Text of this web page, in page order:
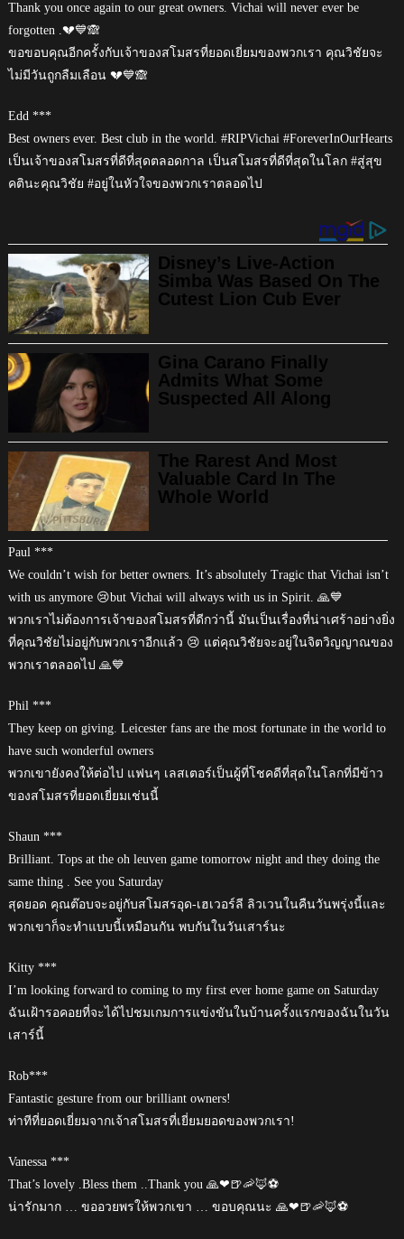
Thank you once again to our great owners. Vichai will never ever be
forgotten .💔💙🙈
ขอขอบคุณอีกครั้งกับเจ้าของสโมสรที่ยอดเยี่ยมของพวกเรา คุณวิชัยจะ
ไม่มีวันถูกลืมเลือน 💔💙🙈
Edd ***
Best owners ever. Best club in the world. #RIPVichai #ForeverInOurHearts
เป็นเจ้าของสโมสรที่ดีที่สุดตลอดกาล เป็นสโมสรที่ดีที่สุดในโลก #สู่สุข
คตินะคุณวิชัย #อยู่ในหัวใจของพวกเราตลอดไป
Paul ***
We couldn’t wish for better owners. It’s absolutely Tragic that Vichai isn’t
with us anymore 😢but Vichai will always with us in Spirit. 🙏💙
พวกเราไม่ต้องการเจ้าของสโมสรที่ดีกว่านี้ มันเป็นเรื่องที่น่าเศร้าอย่างยิ่ง
ที่คุณวิชัยไม่อยู่กับพวกเราอีกแล้ว 😢 แต่คุณวิชัยจะอยู่ในจิตวิญญาณของ
พวกเราตลอดไป 🙏💙
Phil ***
They keep on giving. Leicester fans are the most fortunate in the world to
have such wonderful owners
พวกเขายังคงให้ต่อไป แฟนๆ เลสเตอร์เป็นผู้ที่โชคดีที่สุดในโลกที่มีข้าว
ของสโมสรที่ยอดเยี่ยมเช่นนี้
Shaun ***
Brilliant. Tops at the oh leuven game tomorrow night and they doing the
same thing . See you Saturday
สุดยอด คุณต๊อบจะอยู่กับสโมสรอุด-เฮเวอร์ลี ลิวเวนในคืนวันพรุ่งนี้และ
พวกเขาก็จะทำแบบนี้เหมือนกัน พบกันในวันเสาร์นะ
Kitty ***
I’m looking forward to coming to my first ever home game on Saturday
ฉันเฝ้ารอคอยที่จะได้ไปชมเกมการแข่งขันในบ้านครั้งแรกของฉันในวัน
เสาร์นี้
Rob***
Fantastic gesture from our brilliant owners!
ท่าทีที่ยอดเยี่ยมจากเจ้าสโมสรที่เยี่ยมยอดของพวกเรา!
Vanessa ***
That’s lovely .Bless them ..Thank you 🙏❤🍺🦐🦊⚽️
น่ารักมาก … ขออวยพรให้พวกเขา … ขอบคุณนะ 🙏❤🍺🦐🦊⚽️